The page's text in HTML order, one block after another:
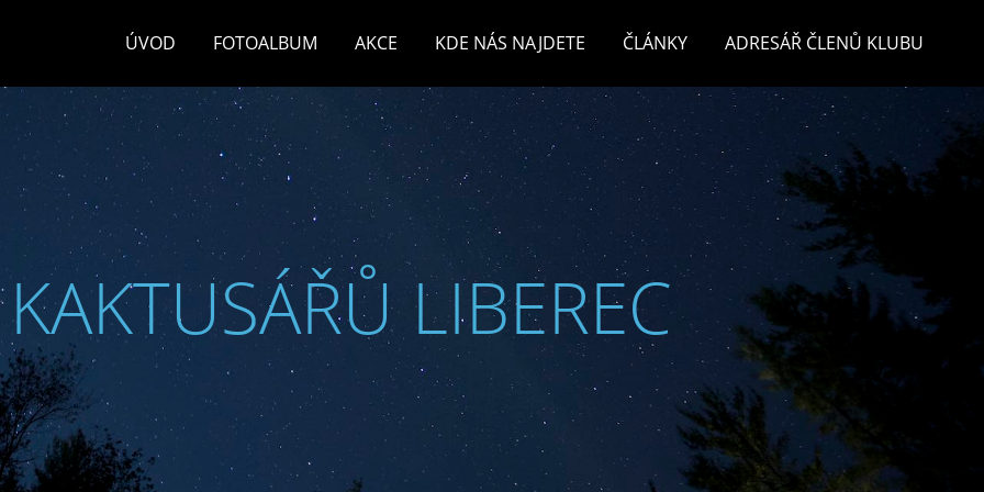
ÚVOD FOTOALBUM AKCE KDE NÁS NAJDETE ČLÁNKY ADRESÁŘ ČLENŮ KLUBU
LIBEREC